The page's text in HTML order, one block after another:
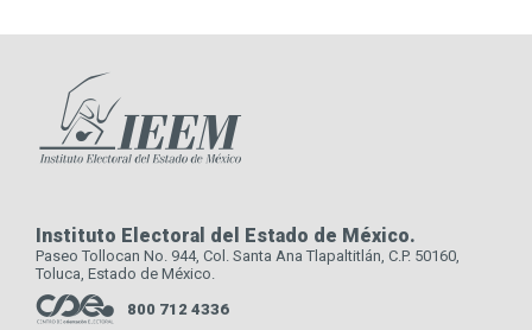
Instituto Electoral del Estado de México.
Paseo Tollocan No. 944, Col. Santa Ana Tlapaltitlán, C.P. 50160,
Toluca, Estado de México.
800 712 4336